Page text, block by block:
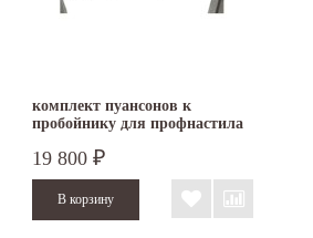
комплект пуансонов к
пробойнику для профнастила
19 800 ₽